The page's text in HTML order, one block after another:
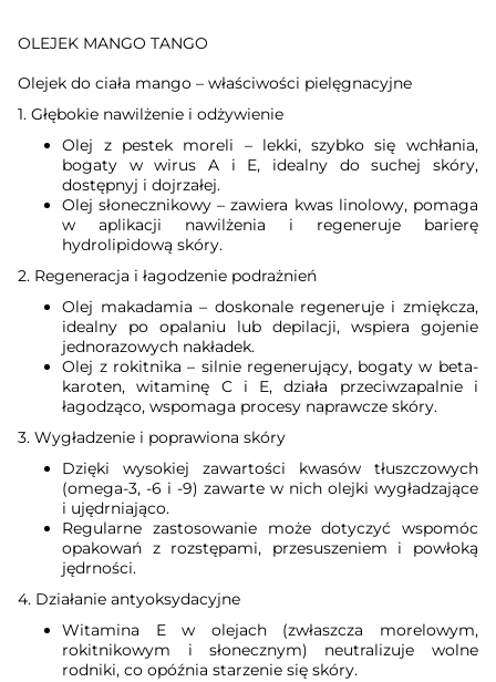
OLEJEK MANGO TANGO
Olejek do ciała mango – właściwości pielęgnacyjne
1. Głębokie nawilżenie i odżywienie
Olej z pestek moreli – lekki, szybko się wchłania,
bogaty w wirus A i E, idealny do suchej skóry,
dostępnyj i dojrzałej.
Olej słonecznikowy – zawiera kwas linolowy, pomaga
w aplikacji nawilżenia i regeneruje barierę
hydrolipidową skóry.
2. Regeneracja i łagodzenie podrażnień
Olej makadamia – doskonale regeneruje i zmiękcza,
idealny po opalaniu lub depilacji, wspiera gojenie
jednorazowych nakładek.
Olej z rokitnika – silnie regenerujący, bogaty w beta-
karoten, witaminę C i E, działa przeciwzapalnie i
łagodząco, wspomaga procesy naprawcze skóry.
3. Wygładzenie i poprawiona skóry
Dzięki wysokiej zawartości kwasów tłuszczowych
(omega-3, -6 i -9) zawarte w nich olejki wygładzające
i ujędrniająco.
Regularne zastosowanie może dotyczyć wspomóc
opakowań z rozstępami, przesuszeniem i powłoką
jędrności.
4. Działanie antyoksydacyjne
Witamina E w olejach (zwłaszcza morelowym,
rokitnikowym i słonecznym) neutralizuje wolne
rodniki, co opóźnia starzenie się skóry.